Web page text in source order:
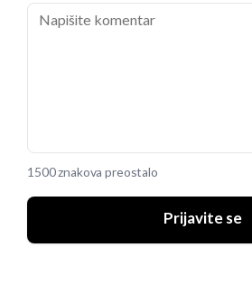
1500 znakova preostalo
Prijavite se